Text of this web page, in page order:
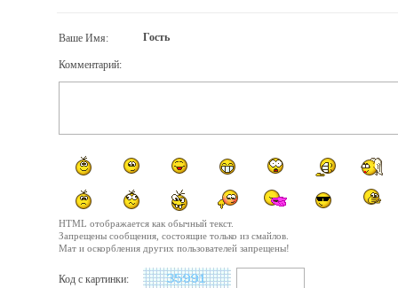
Ваше Имя: Гость
Комментарий:
HTML отображается как обычный текст.
Запрещены сообщения, состоящие только из смайлов.
Мат и оскорбления других пользователей запрещены!
Код с картинки: